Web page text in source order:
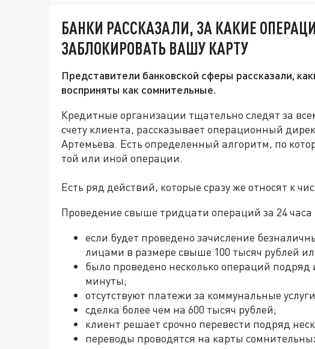
БАНКИ РАССКАЗАЛИ, ЗА КАКИЕ
ЗАБЛОКИРОВАТЬ ВАШУ КАРТУ
Представители банковской сферы рассказали,
восприняты как сомнительные.
Кредитные организации тщательно следят за
счету клиента, рассказывает операционный
Артемьева. Есть определенный алгоритм, по
той или иной операции.
Есть ряд действий, которые сразу же относят к
Проведение свыше тридцати операций за 24
если будет проведено зачисление
лицами в размере свыше 100 тысяч рублей
было проведено несколько операций
минуты;
отсутствуют платежи за коммунальные
сделка более чем на 600 тысяч рублей;
клиент решает срочно перевести подряд
переводы проводятся на карты